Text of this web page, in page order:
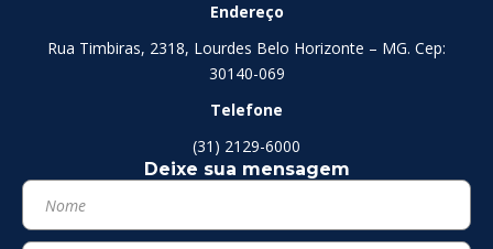
Endereço
Rua Timbiras, 2318, Lourdes Belo Horizonte – MG. Cep:
30140-069
Telefone
(31) 2129-6000
Deixe sua mensagem